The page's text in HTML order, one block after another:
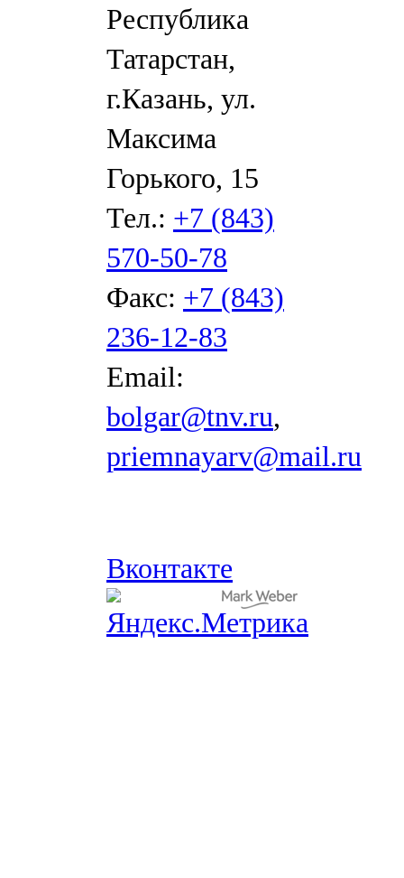
Республика
Татарстан,
г.Казань, ул.
Максима
Горького, 15
Тел.: +7 (843)
570-50-78
Факс: +7 (843)
236-12-83
Email:
bolgar@tnv.ru,
priemnayarv@mail.ru
Вконтакте